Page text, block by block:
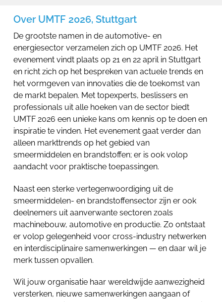
Over UMTF 2026, Stuttgart
De grootste namen in de automotive- en
energiesector verzamelen zich op UMTF 2026. Het
evenement vindt plaats op 21 en 22 april in Stuttgart
en richt zich op het bespreken van actuele trends en
het vormgeven van innovaties die de toekomst van
de markt bepalen. Met topexperts, beslissers en
professionals uit alle hoeken van de sector biedt
UMTF 2026 een unieke kans om kennis op te doen en
inspiratie te vinden. Het evenement gaat verder dan
alleen markttrends op het gebied van
smeermiddelen en brandstoffen; er is ook volop
aandacht voor praktische toepassingen.
Naast een sterke vertegenwoordiging uit de
smeermiddelen- en brandstoffensector zijn er ook
deelnemers uit aanverwante sectoren zoals
machinebouw, automotive en productie. Zo ontstaat
er volop gelegenheid voor cross-industry netwerken
en interdisciplinaire samenwerkingen — en daar wil je
merk tussen opvallen.
Wil jouw organisatie haar wereldwijde aanwezigheid
versterken, nieuwe samenwerkingen aangaan of